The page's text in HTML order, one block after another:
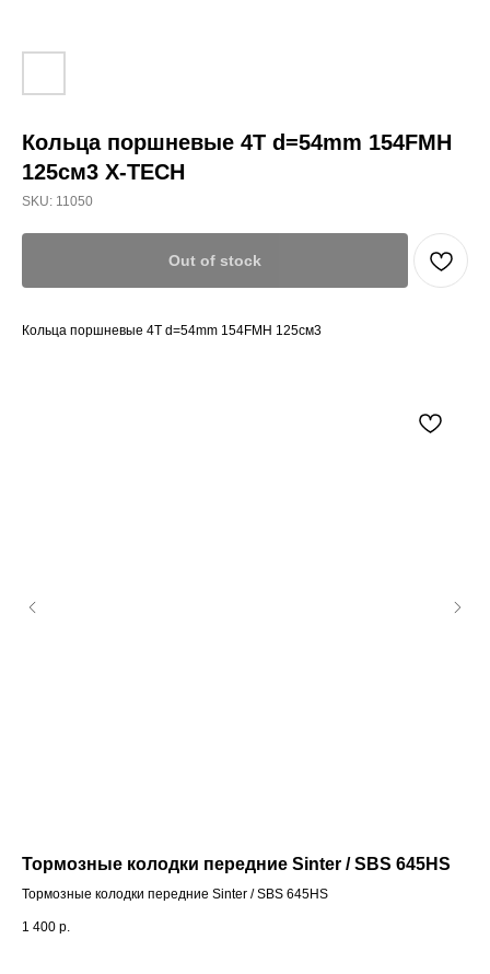
Кольца поршневые 4T d=54mm 154FMH
125см3 X-TECH
SKU: 11050
Out of stock
Кольца поршневые 4T d=54mm 154FMH 125см3
Тормозные колодки передние Sinter / SBS 645HS
Тормозные колодки передние Sinter / SBS 645HS
1 400 р.